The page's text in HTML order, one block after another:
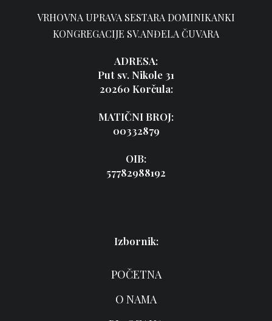
VRHOVNA UPRAVA SESTARA DOMINIKANKI
KONGREGACIJE SV.ANĐELA ČUVARA
ADRESA:
Put sv. Nikole 31
20260 Korčula:
MATIČNI BROJ:
00332879
OIB:
57782988192
Izbornik:
POČETNA
O NAMA